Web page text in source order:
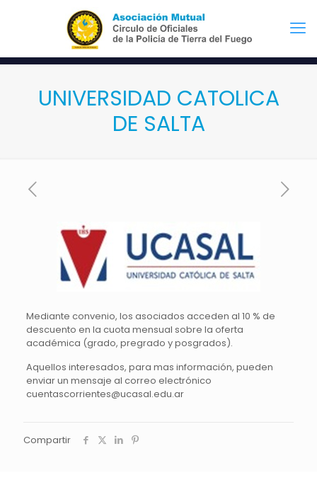
UNIVERSIDAD CATOLICA
DE SALTA
Mediante convenio, los asociados acceden al 10 % de
descuento en la cuota mensual sobre la oferta
académica (grado, pregrado y posgrados).
Aquellos interesados, para mas información, pueden
enviar un mensaje al correo electrónico
cuentascorrientes@ucasal.edu.ar
Compartir